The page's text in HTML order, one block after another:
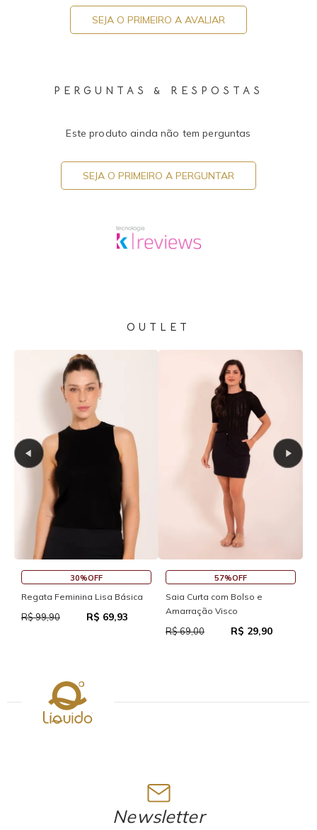
SEJA O PRIMEIRO A AVALIAR
PERGUNTAS & RESPOSTAS
Este produto ainda não tem perguntas
SEJA O PRIMEIRO A PERGUNTAR
OUTLET
30%OFF
Regata Feminina Lisa Básica
R$ 99,90 R$ 69,93
57%OFF
Saia Curta com Bolso e
Amarração Visco
R$ 69,00 R$ 29,90
Newsletter